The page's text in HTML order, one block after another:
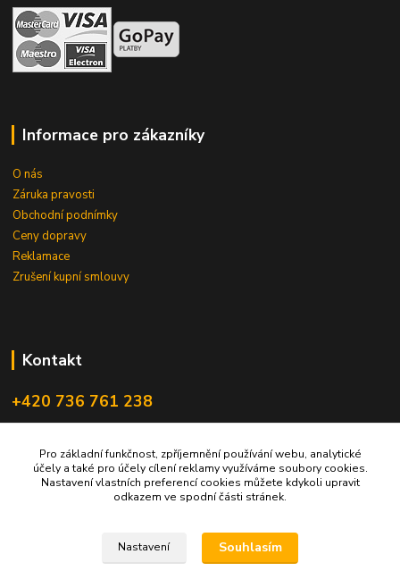
Informace pro zákazníky
O nás
Záruka pravosti
Obchodní podnímky
Ceny dopravy
Reklamace
Zrušení kupní smlouvy
Kontakt
+420 736 761 238
Upravit sběr cookies.
Pro základní funkčnost, zpříjemnění používání webu, analytické
účely a také pro účely cílení reklamy využíváme soubory cookies.
Nastavení vlastních preferencí cookies můžete kdykoli upravit
odkazem ve spodní části stránek.
Nastavení Souhlasím